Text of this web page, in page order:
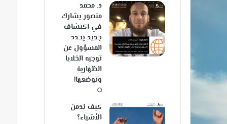
د. محمد
منصور يشارك
في اكتشاف
جديد يحدد
المسؤول عن
توجيه الخلايا
الظهارية
وتوضعها!
كيف ندمن
الأشياء؟